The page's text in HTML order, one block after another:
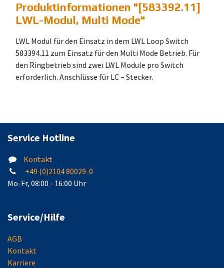
Produktinformationen "[583392.11]
LWL-Modul, Multi Mode"
LWL Modul für den Einsatz in dem LWL Loop Switch
583394.11 zum Einsatz für den Multi Mode Betrieb. Für
den Ringbetrieb sind zwei LWL Module pro Switch
erforderlich. Anschlüsse für LC – Stecker.
Service Hotline
Kontakt
+49 (0)2104 80029-0
Mo-Fr, 08:00 - 16:00 Uhr
Service/Hilfe
AGB
Kontakt
Karriere